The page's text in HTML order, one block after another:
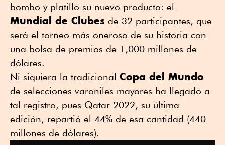
bombo y platillo su nuevo producto: el
Mundial de Clubes de 32 participantes, que
será el torneo más oneroso de su historia con
una bolsa de premios de 1,000 millones de
dólares.
Ni siquiera la tradicional Copa del Mundo
de selecciones varoniles mayores ha llegado a
tal registro, pues Qatar 2022, su última
edición, repartió el 44% de esa cantidad (440
millones de dólares).